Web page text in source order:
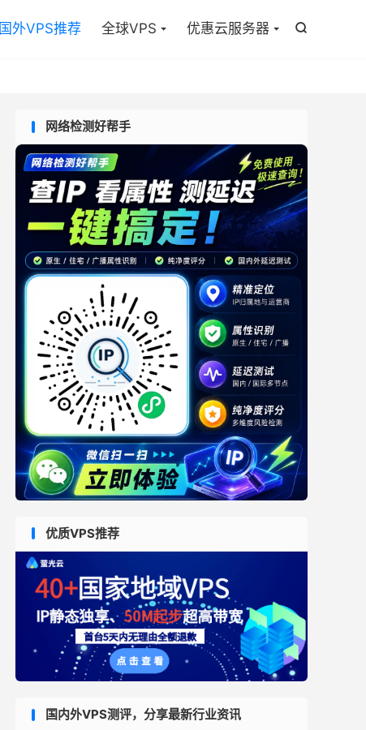

国外VPS推荐 全球VPS 优惠云服务器
网络检测好帮手
优质VPS推荐
国内外VPS测评，分享最新行业资讯